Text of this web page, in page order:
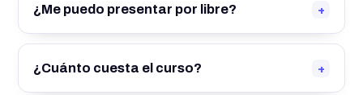
¿Me puedo presentar por libre? +
¿Cuánto cuesta el curso? +